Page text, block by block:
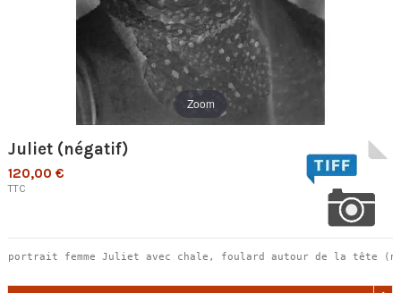
Zoom
Juliet (négatif)
120,00 €
TTC
portrait femme Juliet avec chale, foulard autour de la tête